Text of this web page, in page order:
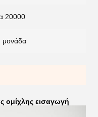
20000
μονάδα
ομίχλης εισαγωγή